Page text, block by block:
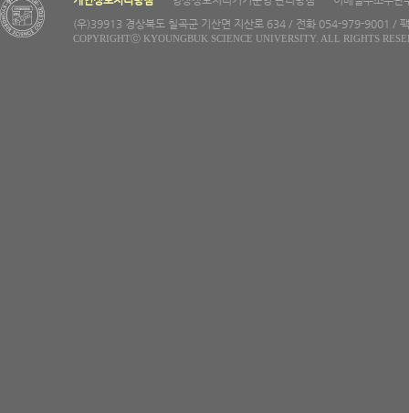
(우)39913 경상북도 칠곡군 기산면 지산로 634 / 전화 054-979-9001 /
COPYRIGHTⓒ KYOUNGBUK SCIENCE UNIVERSITY. ALL RIGHTS